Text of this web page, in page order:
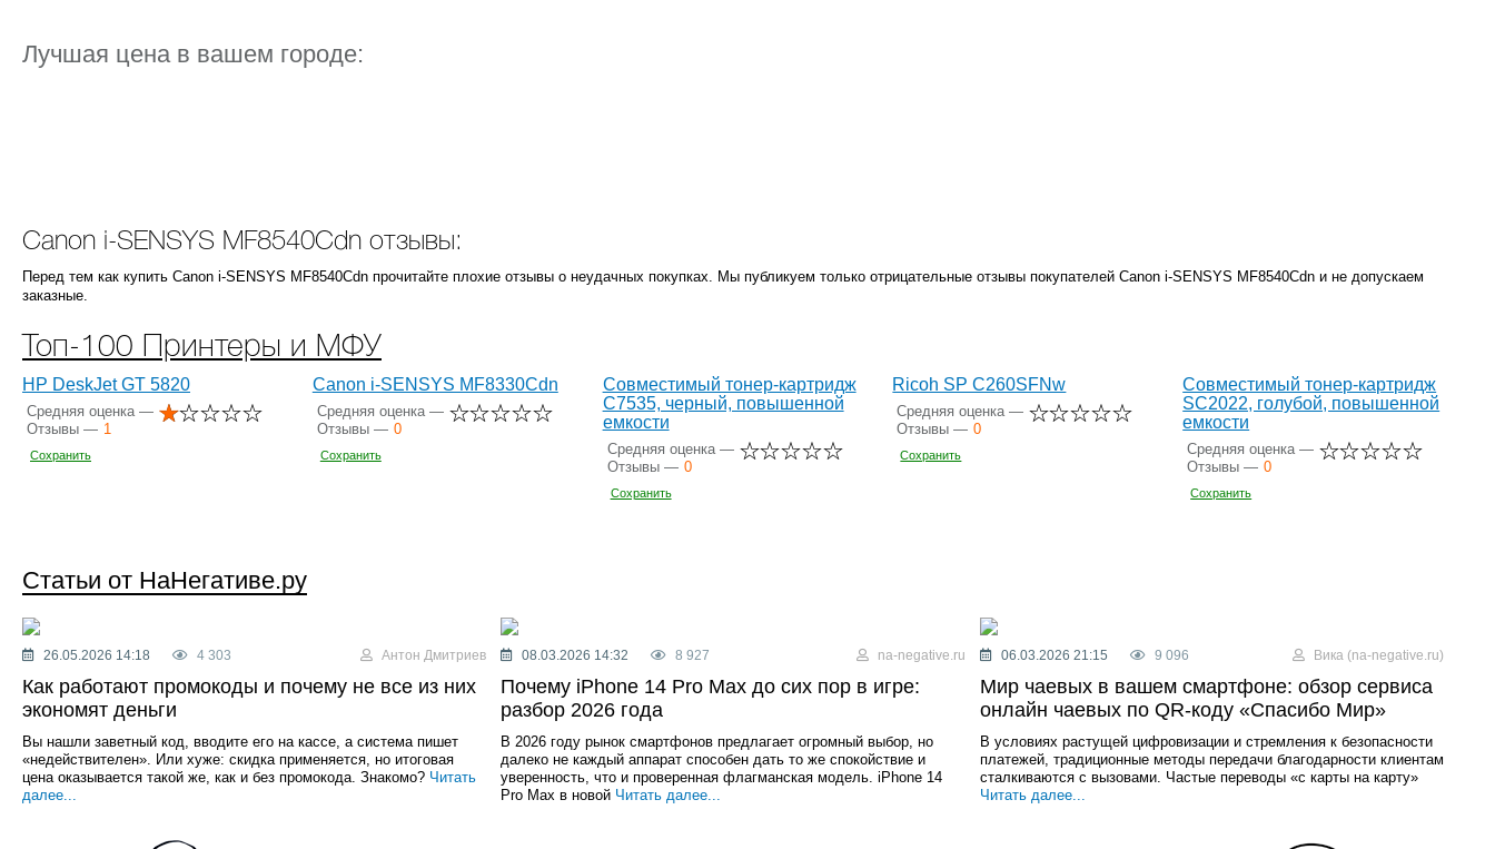
Лучшая цена в вашем городе:
Canon i-SENSYS MF8540Cdn отзывы:
Перед тем как купить Canon i-SENSYS MF8540Cdn прочитайте плохие отзывы о неудачных покупках. Мы публикуем только отрицательные отзывы покупателей Canon i-SENSYS MF8540Cdn и не допускаем
заказные.
Топ-100 Принтеры и МФУ
HP DeskJet GT 5820
Средняя оценка —
Отзывы — 1
Сохранить
Canon i-SENSYS MF8330Cdn
Средняя оценка —
Отзывы — 0
Сохранить
Совместимый тонер-картридж
C7535, черный, повышенной
емкости
Средняя оценка —
Отзывы — 0
Сохранить
Ricoh SP C260SFNw
Средняя оценка —
Отзывы — 0
Сохранить
Совместимый тонер-картридж
SC2022, голубой, повышенной
емкости
Средняя оценка —
Отзывы — 0
Сохранить
Статьи от НаНегативе.ру
26.05.2026 14:18 4 303 Антон Дмитриев
Как работают промокоды и почему не все из них
экономят деньги
Вы нашли заветный код, вводите его на кассе, а система пишет
«недействителен». Или хуже: скидка применяется, но итоговая
цена оказывается такой же, как и без промокода. Знакомо? Читать
далее...
08.03.2026 14:32 8 927 na-negative.ru
Почему iPhone 14 Pro Max до сих пор в игре:
разбор 2026 года
В 2026 году рынок смартфонов предлагает огромный выбор, но
далеко не каждый аппарат способен дать то же спокойствие и
уверенность, что и проверенная флагманская модель. iPhone 14
Pro Max в новой Читать далее...
06.03.2026 21:15 9 096 Вика (na-negative.ru)
Мир чаевых в вашем смартфоне: обзор сервиса
онлайн чаевых по QR-коду «Спасибо Мир»
В условиях растущей цифровизации и стремления к безопасности
платежей, традиционные методы передачи благодарности клиентам
сталкиваются с вызовами. Частые переводы «с карты на карту»
Читать далее...